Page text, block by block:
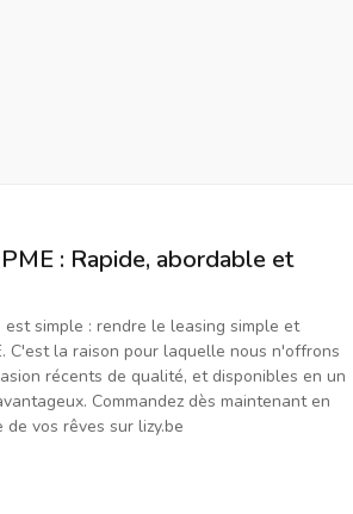
: Rapide, abordable et
est simple : rendre le leasing simple et
C'est la raison pour laquelle nous n'offrons
récents de qualité, et disponibles en un
Commandez dès maintenant en
vos rêves sur lizy.be